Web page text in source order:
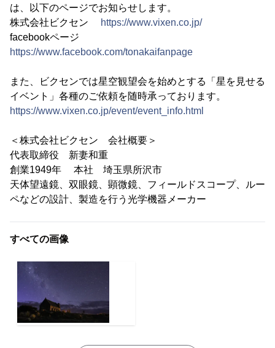
は、以下のページでお知らせします。
株式会社ビクセン
https://www.vixen.co.jp/
facebookページ
https://www.facebook.com/tonakaifanpage
また、ビクセンでは星空観望会を始めとする「星を見せる
イベント」各種のご依頼を随時承っております。
https://www.vixen.co.jp/event/event_info.html
＜株式会社ビクセン 会社概要＞
代表取締役 新妻和重
創業1949年 本社 埼玉県所沢市
天体望遠鏡、双眼鏡、顕微鏡、フィールドスコープ、ルー
ペなどの設計、製造を行う光学機器メーカー
すべての画像